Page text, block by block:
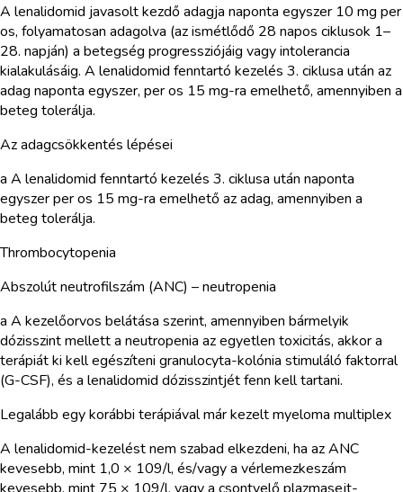
A lenalidomid javasolt kezdő adagja naponta egyszer 10 mg per
os, folyamatosan adagolva (az ismétlődő 28 napos ciklusok 1–
28. napján) a betegség progressziójáig vagy intolerancia
kialakulásáig. A lenalidomid fenntartó kezelés 3. ciklusa után az
adag naponta egyszer, per os 15 mg-ra emelhető, amennyiben a
beteg tolerálja.
Az adagcsökkentés lépései
a A lenalidomid fenntartó kezelés 3. ciklusa után naponta
egyszer per os 15 mg-ra emelhető az adag, amennyiben a
beteg tolerálja.
Thrombocytopenia
Abszolút neutrofilszám (ANC) – neutropenia
a A kezelőorvos belátása szerint, amennyiben bármelyik
dózisszint mellett a neutropenia az egyetlen toxicitás, akkor a
terápiát ki kell egészíteni granulocyta-kolónia stimuláló faktorral
(G-CSF), és a lenalidomid dózisszintjét fenn kell tartani.
Legalább egy korábbi terápiával már kezelt myeloma multiplex
A lenalidomid-kezelést nem szabad elkezdeni, ha az ANC
kevesebb, mint 1,0 × 109/l, és/vagy a vérlemezkeszám
kevesebb, mint 75 × 109/l, vagy a csontvelő plazmasejt-